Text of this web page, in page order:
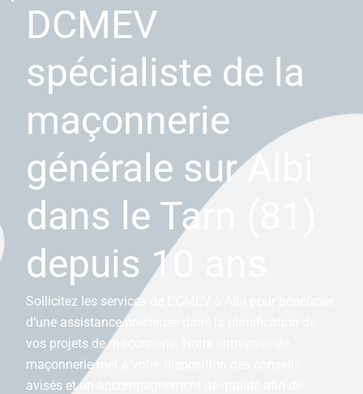
DCMEV
spécialiste de la
maçonnerie
générale sur Albi
dans le Tarn (81)
depuis 10 ans
Sollicitez les services de DCMEV à Albi pour bénéficier
d’une assistance précieuse dans la planification de
vos projets de maçonnerie. Notre entreprise de
maçonnerie met à votre disposition des conseils
avisés et un accompagnement de qualité afin de